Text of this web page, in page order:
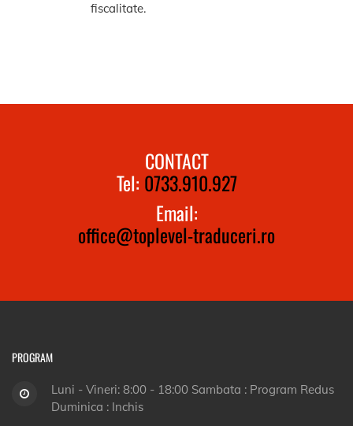
fiscalitate.
CONTACT
Tel: 0733.910.927
Email:
office@toplevel-traduceri.ro
PROGRAM
Luni - Vineri: 8:00 - 18:00 Sambata : Program Redus
Duminica : Inchis